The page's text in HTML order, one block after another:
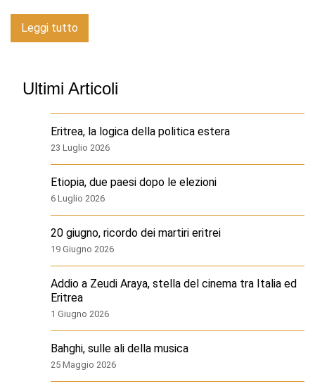
Leggi tutto
Ultimi Articoli
Eritrea, la logica della politica estera
23 Luglio 2026
Etiopia, due paesi dopo le elezioni
6 Luglio 2026
20 giugno, ricordo dei martiri eritrei
19 Giugno 2026
Addio a Zeudi Araya, stella del cinema tra Italia ed
Eritrea
1 Giugno 2026
Bahghi, sulle ali della musica
25 Maggio 2026